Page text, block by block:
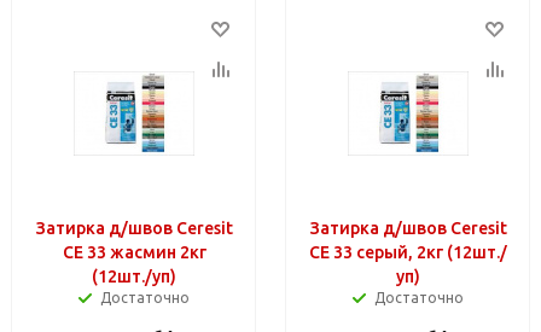
Затирка д/швов Ceresit
СЕ 33 жасмин 2кг
(12шт./уп)
Достаточно
Затирка д/швов Ceresit
СЕ 33 серый, 2кг (12шт./
уп)
Достаточно